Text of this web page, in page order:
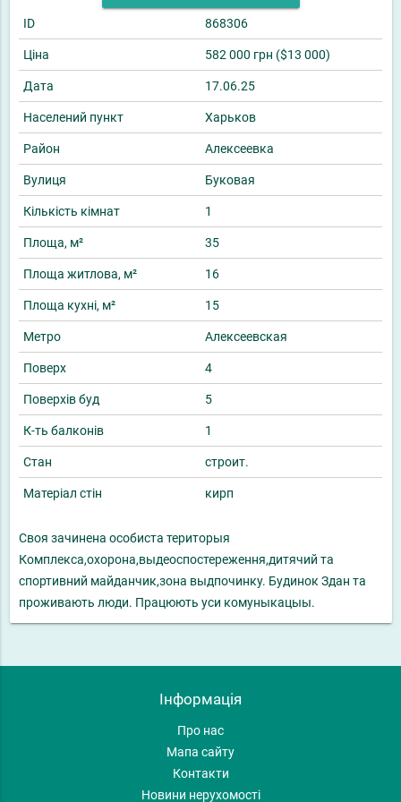
ID 868306
Ціна 582 000 грн ($13 000)
Дата 17.06.25
Населений пункт Харьков
Район Алексеевка
Вулиця Буковая
Кількість кімнат 1
Площа, м² 35
Площа житлова, м² 16
Площа кухні, м² 15
Метро Алексеевская
Поверх 4
Поверхів буд 5
К-ть балконів 1
Стан строит.
Матеріал стін кирп
Своя зачинена особиста територыя
Комплекса,охорона,выдеоспостереження,дитячий та
спортивний майданчик,зона выдпочинку. Будинок Здан та
проживають люди. Працюють уси комуныкацыы.
Інформація
Про нас
Мапа сайту
Контакти
Новини нерухомості